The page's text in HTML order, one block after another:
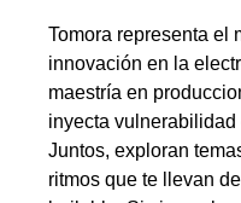
Tomora representa el
innovación en la
maestría en
inyecta
Juntos, exploran
ritmos que te llevan